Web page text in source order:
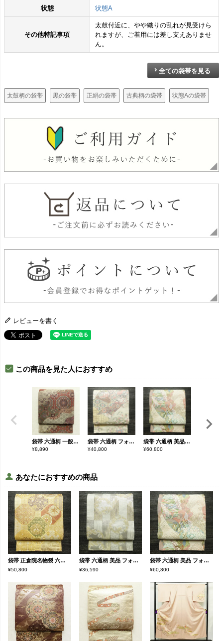
状態 状態A
その他特記事項
太鼓付近に、やや織りの乱れが見受けら
れますが、ご着用には差し支えありませ
ん。
全ての袋帯を見る
太鼓柄の袋帯 黒の袋帯 正絹の袋帯 古典柄の袋帯 状態Aの袋帯
レビューを書く
この商品を見た人におすすめ
袋帯 六通柄 一般用 正絹 幾何学柄・抽象柄 帯 ベージュ
¥8,890
袋帯 六通柄 フォーマル用 正絹 古典柄 箔 入学式 卒業式 七五三 お宮参り 扇面 白
¥40,800
袋帯 六通柄 美品 フォーマル用 正絹 木の葉・植物柄 リサイクル帯 帯 箔 入学式 卒業式 結婚式 七五三 お宮参り 四季花 紅葉 松 桜 ベージュ
¥60,800
あなたにおすすめの商品
袋帯 正倉院名物裂 六通柄 良品 フォーマル用 正絹 古典柄 リサイクル帯 帯 箔 金糸 華やか クリーム
¥50,800
袋帯 六通柄 美品 フォーマル用 正絹 木の葉・植物柄 リサイクル帯 帯 結婚式 パーティー 上品 金・銀
¥36,590
袋帯 六通柄 美品 フォーマル用 正絹 木の葉・植物柄 リサイクル帯 帯 箔 入学式 卒業式 結婚式 七五三 お宮参り 四季花 紅葉 松 桜 ベージュ
¥60,800